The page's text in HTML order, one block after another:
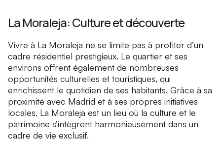
La Moraleja: Culture et découverte
Vivre à La Moraleja ne se limite pas à profiter d’un
cadre résidentiel prestigieux. Le quartier et ses
environs offrent également de nombreuses
opportunités culturelles et touristiques, qui
enrichissent le quotidien de ses habitants. Grâce à sa
proximité avec Madrid et à ses propres initiatives
locales, La Moraleja est un lieu où la culture et le
patrimoine s’intègrent harmonieusement dans un
cadre de vie exclusif.